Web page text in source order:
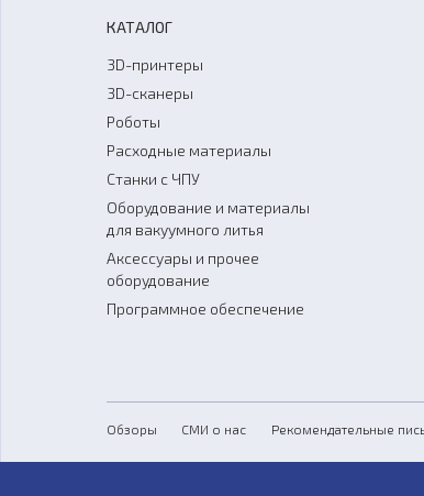
КАТАЛОГ
3D-принтеры
3D-сканеры
Роботы
Расходные материалы
Станки с ЧПУ
Оборудование и материалы
для вакуумного литья
Аксессуары и прочее
оборудование
Программное обеспечение
Обзоры СМИ о нас Рекомендательные